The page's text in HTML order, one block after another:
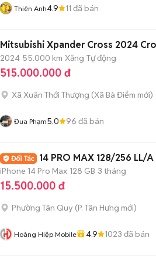
Thiên Anh4.9 11 đã bán
Mitsubishi Xpander Cross 2024
2024 55.000 km Xăng Tự động
515.000.000 đ
Xã Xuân Thới Thượng (Xã Bà Điểm mới)
Đua Phạm5.0 96 đã bán
14 PRO MAX 128/256 LL/
iPhone 14 Pro Max 128 GB 3 tháng
15.500.000 đ
Phường Tân Quy (P. Tân Hưng mới)
Hoàng Hiệp Mobile 4.9 1023 đã bán